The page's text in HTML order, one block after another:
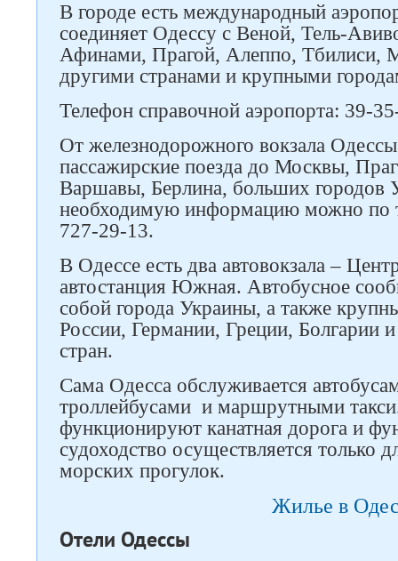
В городе есть международный
соединяет Одессу с Веной, Тель-
Афинами, Прагой, Алеппо, Тбилиси,
другими странами и крупными
Телефон справочной аэропорта: 39-
От железнодорожного вокзала
пассажирские поезда до Москвы,
Варшавы, Берлина, больших городов
необходимую информацию можно по
727-29-13.
В Одессе есть два автовокзала –
автостанция Южная. Автобусное
собой города Украины, а также
России, Германии, Греции, Болгарии
стран.
Сама Одесса обслуживается
троллейбусами и маршрутными
функционируют канатная дорога и
судоходство осуществляется только
морских прогулок.
Жилье в
Отели Одессы